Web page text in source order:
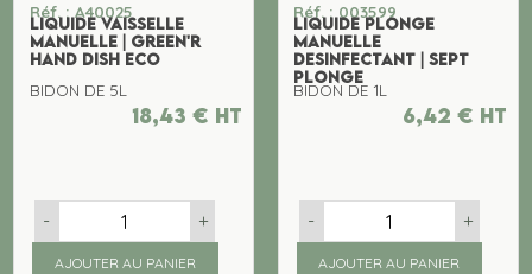
Réf. : A40025
LIQUIDE VAISSELLE
MANUELLE | GREEN'R
HAND DISH ECO
BIDON DE 5L
18,43 € ht
- +
AJOUTER AU PANIER
Réf. : 003599
LIQUIDE PLONGE
MANUELLE
DESINFECTANT | SEPT
PLONGE
BIDON DE 1L
6,42 € ht
- +
AJOUTER AU PANIER